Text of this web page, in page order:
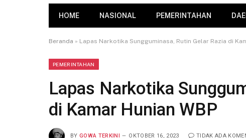
HOME NASIONAL PEMERINTAHAN
Beranda » Lapas Narkotika Sungguminasa, Rutin Gelar Razia di
PEMERINTAHAN
Lapas Narkotika
di Kamar Hunian WBP
BY GOWA TERKINI OKTOBER 16, 2023 TIDAK ADA